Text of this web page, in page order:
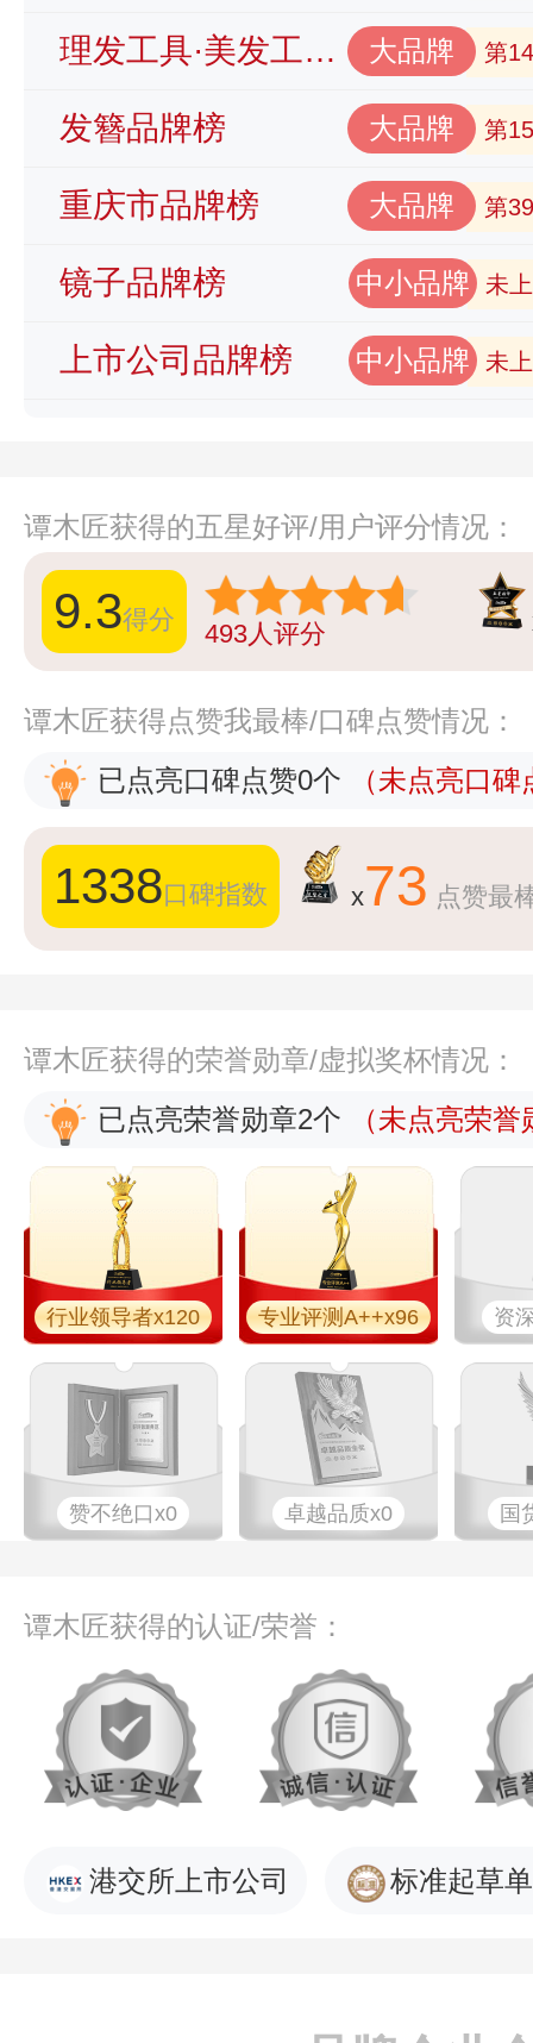
理发工具·美发工具品牌榜 大品牌 第
发簪品牌榜 大品牌 第
重庆市品牌榜 大品牌 第
镜子品牌榜 中小品牌 未
上市公司品牌榜 中小品牌 未
谭木匠获得的五星好评/用户评分情况：
9.3得分 493人评分
谭木匠获得点赞我最棒/口碑点赞情况：
已点亮口碑点赞0个
（未点亮口
1338口碑指数 x73 点赞最
谭木匠获得的荣誉勋章/虚拟奖杯情况：
已点亮荣誉勋章2个
（未点亮荣
行业领导者x120 专业​评测A++x96 资
赞不绝口x0 卓越品质x0 国
谭木匠获得的认证/荣誉：
港交所上市公司 标准起草